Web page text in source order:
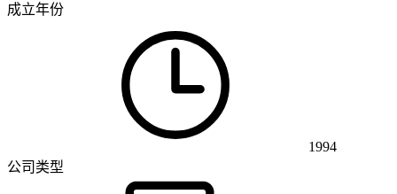
成立年份
1994
公司类型